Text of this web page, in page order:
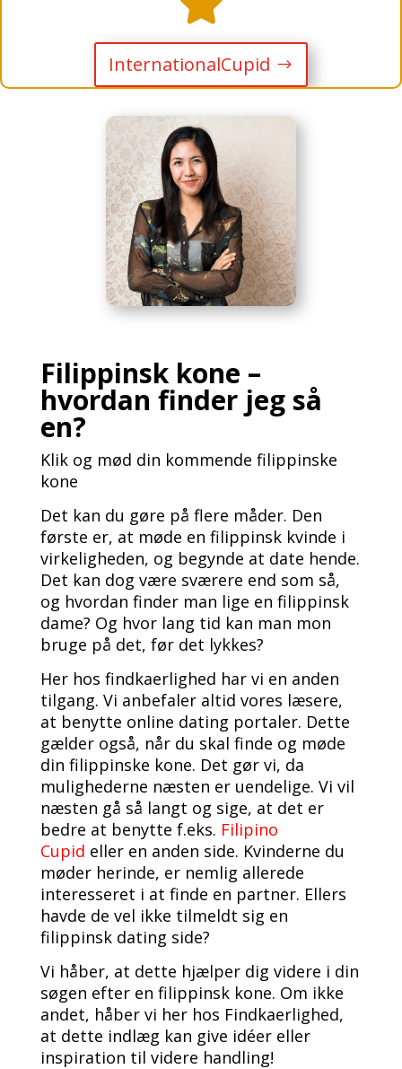
InternationalCupid
Filippinsk kone –
hvordan finder jeg så
en?
Klik og mød din kommende filippinske
kone
Det kan du gøre på flere måder. Den
første er, at møde en filippinsk kvinde i
virkeligheden, og begynde at date hende.
Det kan dog være sværere end som så,
og hvordan finder man lige en filippinsk
dame? Og hvor lang tid kan man mon
bruge på det, før det lykkes?
Her hos findkaerlighed har vi en anden
tilgang. Vi anbefaler altid vores læsere,
at benytte online dating portaler. Dette
gælder også, når du skal finde og møde
din filippinske kone. Det gør vi, da
mulighederne næsten er uendelige. Vi vil
næsten gå så langt og sige, at det er
bedre at benytte f.eks. Filipino
Cupid eller en anden side. Kvinderne du
møder herinde, er nemlig allerede
interesseret i at finde en partner. Ellers
havde de vel ikke tilmeldt sig en
filippinsk dating side?
Vi håber, at dette hjælper dig videre i din
søgen efter en filippinsk kone. Om ikke
andet, håber vi her hos Findkaerlighed,
at dette indlæg kan give idéer eller
inspiration til videre handling!